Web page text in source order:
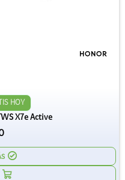
HOY
X7e Active